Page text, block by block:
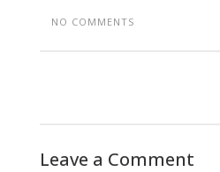
NO COMMENTS
Leave a Comment